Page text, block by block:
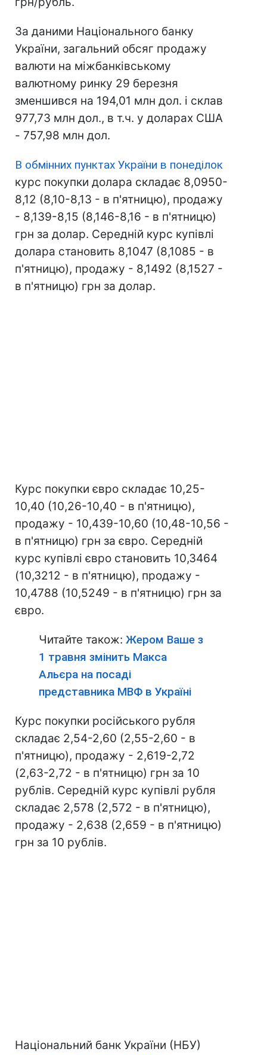
За даними Національного банку
України, загальний обсяг продажу
валюти на міжбанківському
валютному ринку 29 березня
зменшився на 194,01 млн дол. і склав
977,73 млн дол., в т.ч. у доларах США
- 757,98 млн дол.
В обмінних пунктах України в понеділок
курс покупки долара складає 8,0950-
8,12 (8,10-8,13 - в п'ятницю), продажу
- 8,139-8,15 (8,146-8,16 - в п'ятницю)
грн за долар. Середній курс купівлі
долара становить 8,1047 (8,1085 - в
п'ятницю), продажу - 8,1492 (8,1527 -
в п'ятницю) грн за долар.
Курс покупки євро складає 10,25-
10,40 (10,26-10,40 - в п'ятницю),
продажу - 10,439-10,60 (10,48-10,56 -
в п'ятницю) грн за євро. Середній
курс купівлі євро становить 10,3464
(10,3212 - в п'ятницю), продажу -
10,4788 (10,5249 - в п'ятницю) грн за
євро.
Читайте також: Жером Ваше з
1 травня змінить Макса
Альєра на посаді
представника МВФ в Україні
Курс покупки російського рубля
складає 2,54-2,60 (2,55-2,60 - в
п'ятницю), продажу - 2,619-2,72
(2,63-2,72 - в п'ятницю) грн за 10
рублів. Середній курс купівлі рубля
складає 2,578 (2,572 - в п'ятницю),
продажу - 2,638 (2,659 - в п'ятницю)
грн за 10 рублів.
Національний банк України (НБУ)